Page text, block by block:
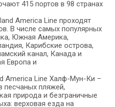
415 портов в 98 странах
America Line проходят
В числе самых популярных
Южная Америка,
Карибские острова,
канал, Канада и
Европа и
America Line Халф-Мун-Ки –
песчаных пляжей,
природа и безграничные
верховая езда на